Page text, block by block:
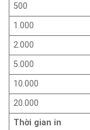
500
1.000
2.000
5.000
10.000
20.000
Thời gian in